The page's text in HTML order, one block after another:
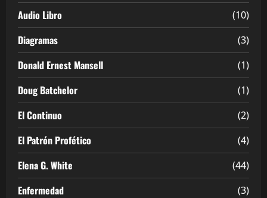
Audio Libro (10)
Diagramas (3)
Donald Ernest Mansell (1)
Doug Batchelor (1)
El Continuo (2)
El Patrón Profético (4)
Elena G. White (44)
Enfermedad (3)